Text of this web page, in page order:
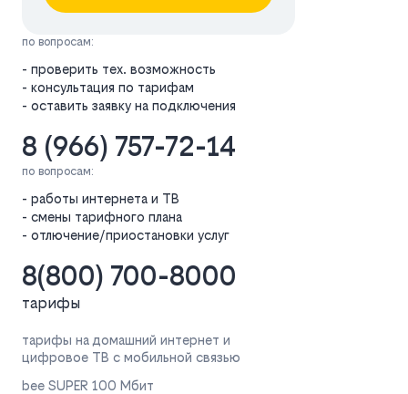
по вопросам:
- проверить тех. возможность
- консультация по тарифам
- оставить заявку на подключения
8 (966) 757-72-14
по вопросам:
- работы интернета и ТВ
- смены тарифного плана
- отлючение/приостановки услуг
8(800) 700-8000
тарифы
тарифы на домашний интернет и
цифровое ТВ с мобильной связью
bee SUPER 100 Мбит